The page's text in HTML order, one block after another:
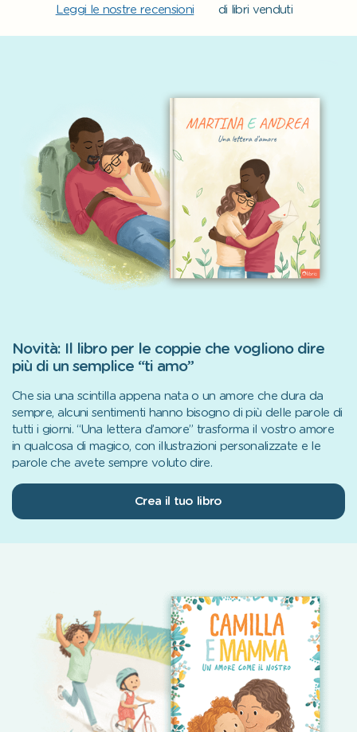
Leggi le nostre recensioni
di libri venduti
Novità: Il libro per le coppie che vogliono dire
più di un semplice “ti amo”
Che sia una scintilla appena nata o un amore che dura da
sempre, alcuni sentimenti hanno bisogno di più delle parole di
tutti i giorni. “Una lettera d’amore” trasforma il vostro amore
in qualcosa di magico, con illustrazioni personalizzate e le
parole che avete sempre voluto dire.
Crea il tuo libro